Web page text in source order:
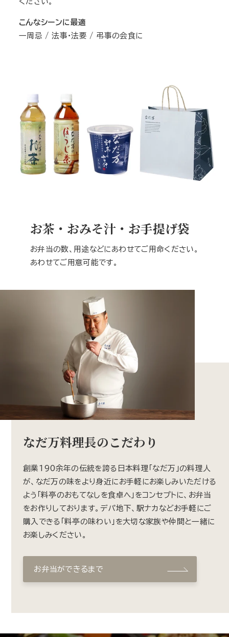
こんなシーンに最適
一周忌 / 法事・法要 / 弔事の会食に
お茶・おみそ汁・お手提げ袋
お弁当の数、用途などにあわせてご用命ください。
あわせてご用意可能です。
なだ万料理長のこだわり
創業190余年の伝統を誇る日本料理「なだ万」の料理人
が、なだ万の味をより身近にお手軽にお楽しみいただける
よう「料亭のおもてなしを食卓へ」をコンセプトに、お弁当
をお作りしております。デパ地下、駅ナカなどお手軽にご
購入できる「料亭の味わい」を大切な家族や仲間と一緒に
お楽しみください。
お弁当ができるまで